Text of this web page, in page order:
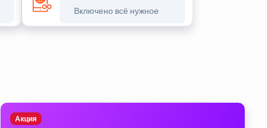
Включено всё нужное
Акция